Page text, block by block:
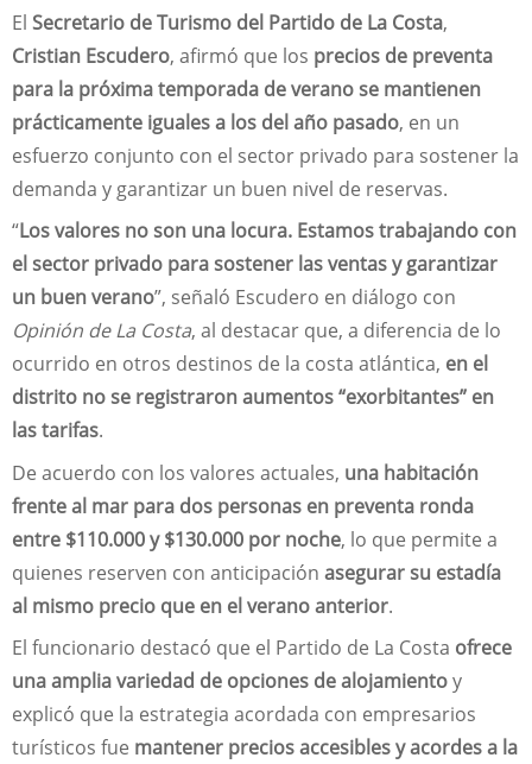
El Secretario de Turismo del Partido de La Costa,
Cristian Escudero, afirmó que los precios de preventa
para la próxima temporada de verano se mantienen
prácticamente iguales a los del año pasado, en un
esfuerzo conjunto con el sector privado para sostener la
demanda y garantizar un buen nivel de reservas.
“Los valores no son una locura. Estamos trabajando con
el sector privado para sostener las ventas y garantizar
un buen verano”, señaló Escudero en diálogo con
Opinión de La Costa, al destacar que, a diferencia de lo
ocurrido en otros destinos de la costa atlántica, en el
distrito no se registraron aumentos “exorbitantes” en
las tarifas.
De acuerdo con los valores actuales, una habitación
frente al mar para dos personas en preventa ronda
entre $110.000 y $130.000 por noche, lo que permite a
quienes reserven con anticipación asegurar su estadía
al mismo precio que en el verano anterior.
El funcionario destacó que el Partido de La Costa ofrece
una amplia variedad de opciones de alojamientoy
explicó que la estrategia acordada con empresarios
turísticos fue mantener precios accesibles y acordes a la